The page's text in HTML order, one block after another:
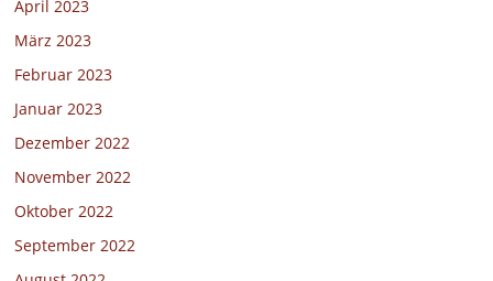
April 2023
März 2023
Februar 2023
Januar 2023
Dezember 2022
November 2022
Oktober 2022
September 2022